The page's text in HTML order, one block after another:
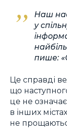
Наш
у
пише:
Це справді
що
це не
в інших
не